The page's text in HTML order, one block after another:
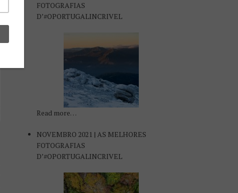
FOTOGRAFIAS
D’#OPORTUGALINCRIVEL
Read more…
NOVEMBRO 2021 | AS MELHORES
FOTOGRAFIAS
D’#OPORTUGALINCRIVEL